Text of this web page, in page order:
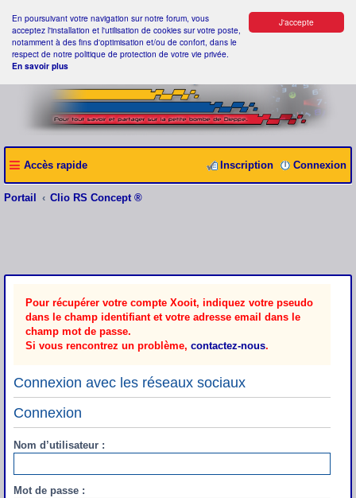
J'accepte
En poursuivant votre navigation sur notre forum, vous
acceptez l'installation et l'utilisation de cookies sur votre poste,
notamment à des fins d'optimisation et/ou de confort, dans le
respect de notre politique de protection de votre vie privée.
En savoir plus
Accès rapide Connexion
Inscription
Portail Clio RS Concept ®
Pour récupérer votre compte Xooit, indiquez votre pseudo
dans le champ identifiant et votre adresse email dans le
champ mot de passe.
Si vous rencontrez un problème, contactez-nous.
Connexion avec les réseaux sociaux
Connexion
Nom d’utilisateur :
Mot de passe :